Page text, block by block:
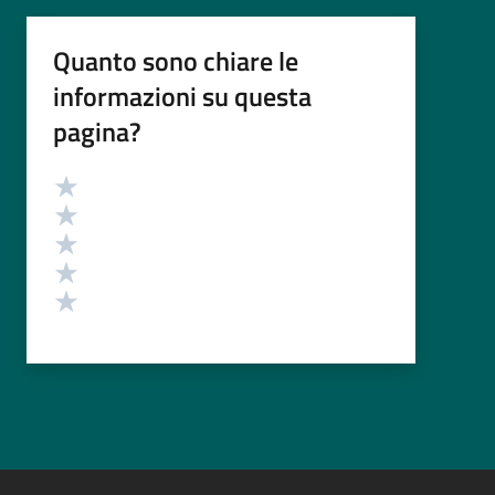
Quanto sono chiare le
informazioni su questa
pagina?
Valutazione